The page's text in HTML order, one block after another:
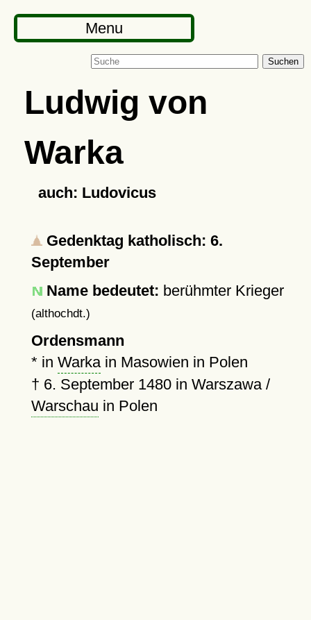
Menu
Suchen
Ludwig von
Warka
auch: Ludovicus
Gedenktag katholisch: 6.
September
Name bedeutet: berühmter Krieger
(althochdt.)
Ordensmann
* in Warkain Masowien in Polen
† 6. September 1480in Warszawa /
Warschau in Polen